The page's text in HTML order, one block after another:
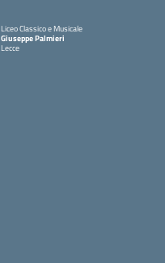
Liceo Classico e Musicale
Giuseppe Palmieri
Lecce